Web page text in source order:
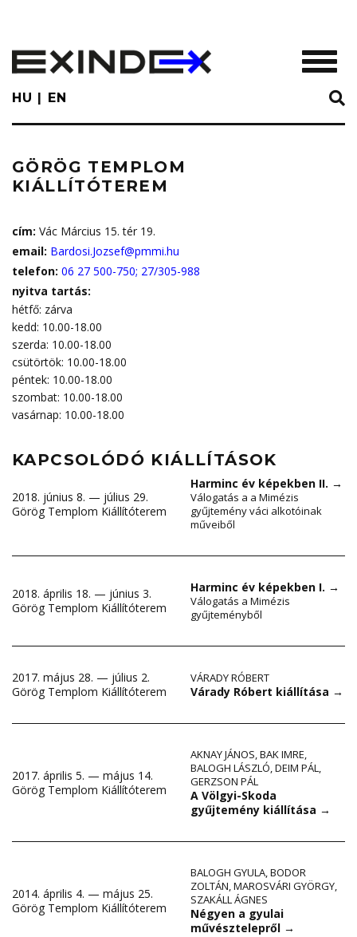
main
content
HU EN
GÖRÖG TEMPLOM
KIÁLLÍTÓTEREM
cím: Vác Március 15. tér 19.
email: Bardosi.Jozsef@pmmi.hu
telefon: 06 27 500-750; 27/305-988
nyitva tartás:
hétfő: zárva
kedd: 10.00-18.00
szerda: 10.00-18.00
csütörtök: 10.00-18.00
péntek: 10.00-18.00
szombat: 10.00-18.00
vasárnap: 10.00-18.00
KAPCSOLÓDÓ KIÁLLÍTÁSOK
2018. június 8. — július 29.
Görög Templom Kiállítóterem
Harminc év képekben II. →
Válogatás a a Mimézis
gyűjtemény váci alkotóinak
műveiből
2018. április 18. — június 3.
Görög Templom Kiállítóterem
Harminc év képekben I. →
Válogatás a Mimézis
gyűjteményből
2017. május 28. — július 2.
Görög Templom Kiállítóterem
VÁRADY RÓBERT
Várady Róbert kiállítása →
2017. április 5. — május 14.
Görög Templom Kiállítóterem
AKNAY JÁNOS,BAK IMRE,
BALOGH LÁSZLÓ,DEIM PÁL,
GERZSON PÁL
A Völgyi-Skoda
gyűjtemény kiállítása →
2014. április 4. — május 25.
Görög Templom Kiállítóterem
BALOGH GYULA,BODOR
ZOLTÁN,MAROSVÁRI GYÖRGY,
SZAKÁLL ÁGNES
Négyen a gyulai
művésztelepről →